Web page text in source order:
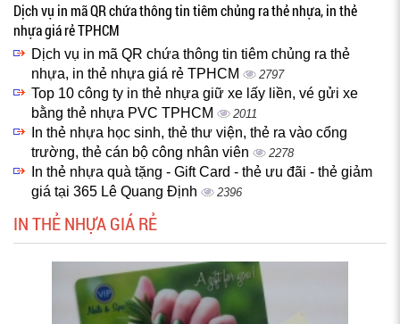
Dịch vụ in mã QR chứa thông tin tiêm chủng ra thẻ nhựa, in thẻ
nhựa giá rẻ TPHCM
Dịch vụ in mã QR chứa thông tin tiêm chủng ra thẻ
nhựa, in thẻ nhựa giá rẻ TPHCM
2797
Top 10 công ty in thẻ nhựa giữ xe lấy liền, vé gửi xe
bằng thẻ nhựa PVC TPHCM
2011
In thẻ nhựa học sinh, thẻ thư viện, thẻ ra vào cổng
trường, thẻ cán bộ công nhân viên
2278
In thẻ nhựa quà tặng - Gift Card - thẻ ưu đãi - thẻ giảm
giá tại 365 Lê Quang Định
2396
IN THẺ NHỰA GIÁ RẺ